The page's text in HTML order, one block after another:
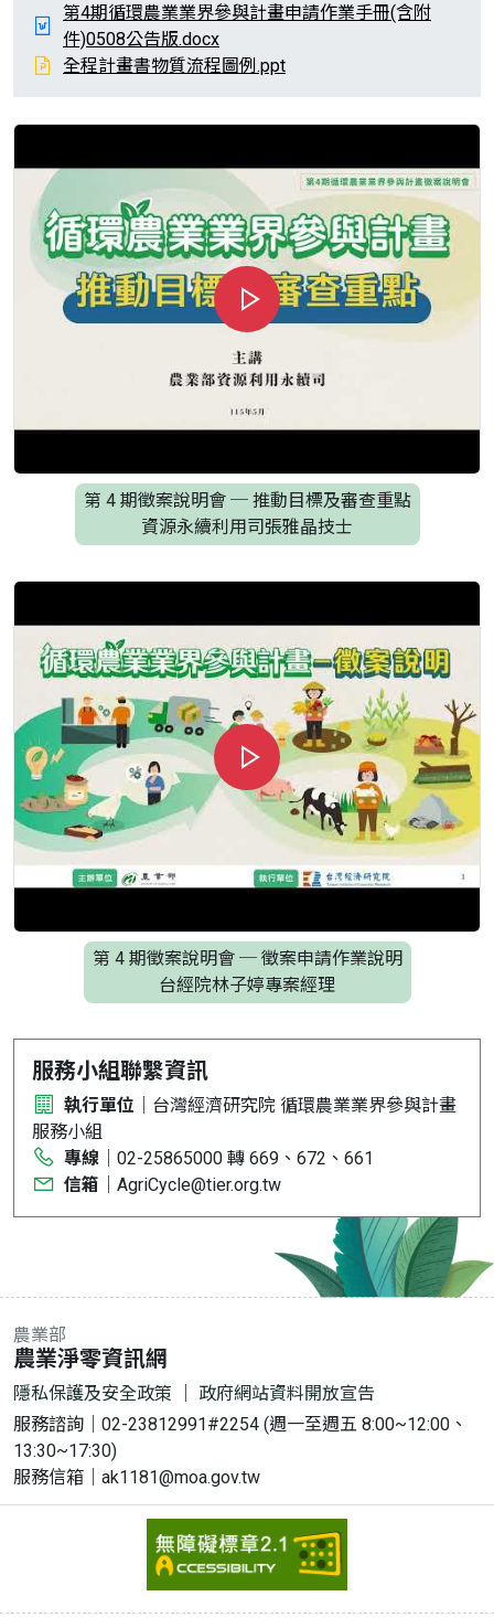
第4期循環農業業界參與計畫申請作業手冊(含附
件)0508公告版.docx
全程計畫書物質流程圖例.ppt
第 4 期徵案說明會 ─ 推動目標及審查重點
資源永續利用司張雅晶技士
第 4 期徵案說明會 ─ 徵案申請作業說明
台經院林子婷專案經理
服務小組聯繫資訊
執行單位 ｜台灣經濟研究院 循環農業業界參與計畫
服務小組
專線 ｜02-25865000 轉 669、672、661
信箱 ｜AgriCycle@tier.org.tw
:::
農業部
農業淨零資訊網
隱私保護及安全政策
政府網站資料開放宣告
服務諮詢｜02-23812991#2254 (週一至週五 8:00~12:00、
13:30~17:30)
服務信箱｜ak1181@moa.gov.tw